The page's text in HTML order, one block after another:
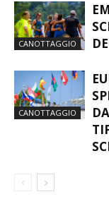
CANOTTAGGIO
CANOTTAGGIO